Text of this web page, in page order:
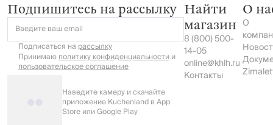
Подпишитесь на рассылку
Введите ваш email
Подписаться на рассылку
Принимаюполитику конфиденциальностии
пользовательское соглашение
Наведите камеру и скачайте
приложение Kuchenland в App
Store или Google Play
Найти
магазин
8 (800) 500-
14-05
online@khlh.ru
Контакты
О
О